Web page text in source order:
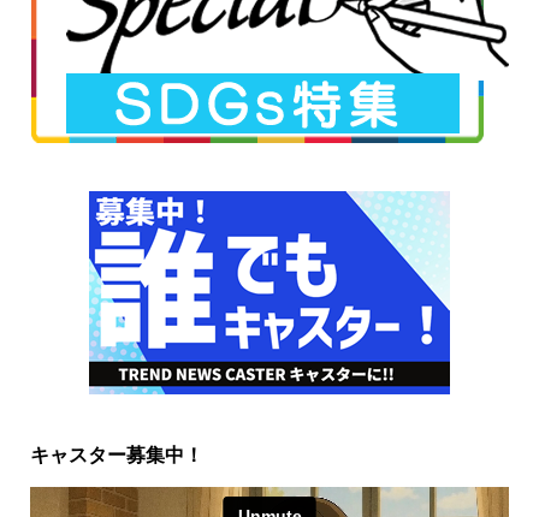
キャスター募集中！